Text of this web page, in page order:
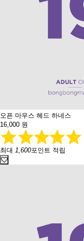
오픈 마우스 헤드 하네스
16,000 원
최대 1,600포인트 적립